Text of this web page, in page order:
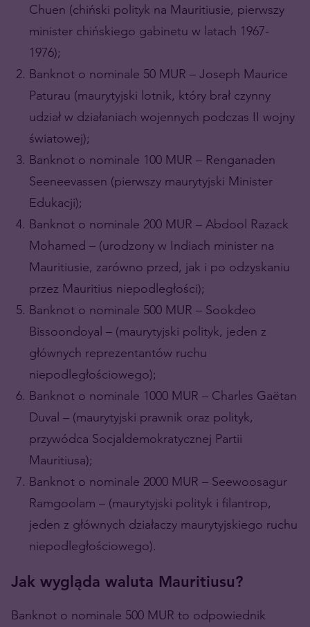
Chuen (chiński polityk na Mauritiusie, pierwszy
minister chińskiego gabinetu w latach 1967-
1976);
Banknot o nominale 50 MUR – Joseph Maurice
Paturau (maurytyjski lotnik, który brał czynny
udział w działaniach wojennych podczas II wojny
światowej);
Banknot o nominale 100 MUR – Renganaden
Seeneevassen (pierwszy maurytyjski Minister
Edukacji);
Banknot o nominale 200 MUR – Abdool Razack
Mohamed – (urodzony w Indiach minister na
Mauritiusie, zarówno przed, jak i po odzyskaniu
przez Mauritius niepodległości);
Banknot o nominale 500 MUR – Sookdeo
Bissoondoyal – (maurytyjski polityk, jeden z
głównych reprezentantów ruchu
niepodległościowego);
Banknot o nominale 1000 MUR – Charles Gaëtan
Duval – (maurytyjski prawnik oraz polityk,
przywódca Socjaldemokratycznej Partii
Mauritiusa);
Banknot o nominale 2000 MUR – Seewoosagur
Ramgoolam – (maurytyjski polityk i filantrop,
jeden z głównych działaczy maurytyjskiego ruchu
niepodległościowego).
Jak wygląda waluta Mauritiusu?
Banknot o nominale 500 MUR to odpowiednik